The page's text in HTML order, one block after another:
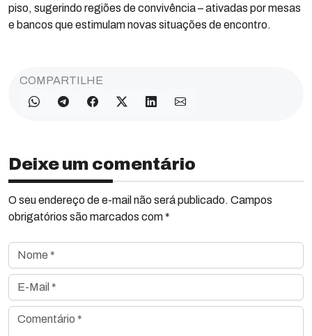
piso, sugerindo regiões de convivência – ativadas por mesas
e bancos que estimulam novas situações de encontro.
COMPARTILHE
Deixe um comentário
O seu endereço de e-mail não será publicado. Campos
obrigatórios são marcados com *
Nome *
E-Mail *
Comentário *